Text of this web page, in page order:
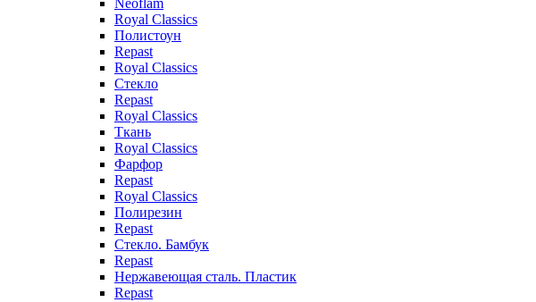
Neoflam
Royal Classics
Полистоун
Repast
Royal Classics
Стекло
Repast
Royal Classics
Ткань
Royal Classics
Фарфор
Repast
Royal Classics
Полирезин
Repast
Стекло. Бамбук
Repast
Нержавеющая сталь. Пластик
Repast